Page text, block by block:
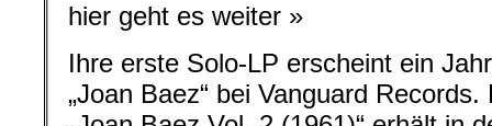
hier geht es weiter »
Ihre erste Solo-LP erscheint ein
„Joan Baez“ bei Vanguard